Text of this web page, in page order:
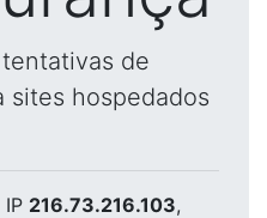
de
sites hospedados
216.73.216.103,